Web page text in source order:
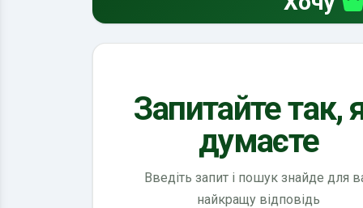
Запитайте так,
думаєте
Введіть запит і пошук знайде для
найкращу відповідь